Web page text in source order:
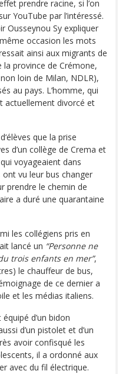
prendre racine, si l’on
YouTube par l’intéressé.
Ousseynou Sy expliquer
occasion les mots
ainsi aux migrants de
province de Crémone,
loin de Milan, NDLR),
au pays. L’homme, qui
actuellement divorcé et
que la prise
d’un collège de Crema et
voyageaient dans
ont vu leur bus changer
prendre le chemin de
a duré une quarantaine
les collégiens pris en
lancé un “Personne ne
trois enfants en mer”,
le chauffeur de bus,
de ce dernier a
et les médias italiens.
d’un bidon
d’un pistolet et d’un
avoir confisqué les
il a ordonné aux
avec du fil électrique.